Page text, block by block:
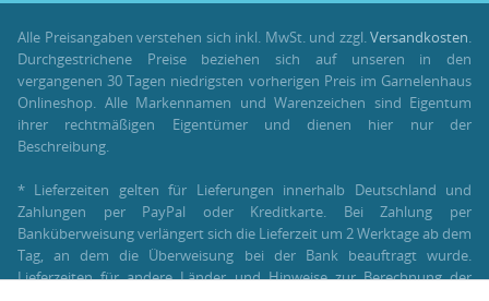
Alle Preisangaben verstehen sich inkl. MwSt. und zzgl.Versandkosten.
Durchgestrichene Preise beziehen sich auf unseren in den
vergangenen 30 Tagen niedrigsten vorherigen Preis im Garnelenhaus
Onlineshop. Alle Markennamen und Warenzeichen sind Eigentum
ihrer rechtmäßigen Eigentümer und dienen hier nur der
Beschreibung.
* Lieferzeiten gelten für Lieferungen innerhalb Deutschland und
Zahlungen per PayPal oder Kreditkarte. Bei Zahlung per
Banküberweisung verlängert sich die Lieferzeit um 2 Werktage ab dem
Tag, an dem die Überweisung bei der Bank beauftragt wurde.
Lieferzeiten für andere Länder und Hinweise zur Berechnung der